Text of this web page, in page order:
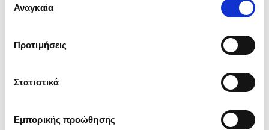
ενδιαφέρουν και να επιλέξετε από τα παρακάτω με την
΄΄και να ενημερωθείτε σχετικά με
συγκατάθεσης
Αναγκαία
Προτιμήσεις
Στατιστικά
Εμπορικής προώθησης